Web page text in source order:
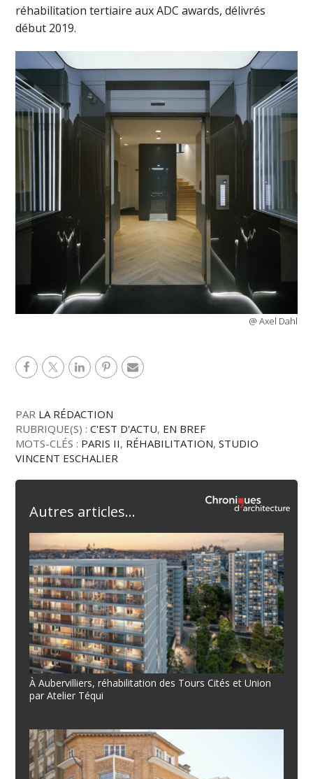
réhabilitation tertiaire aux ADC awards, délivrés
début 2019.
@ Axel Dahl
PAR LA RÉDACTION
RUBRIQUE(S) :C'EST D'ACTU, EN BREF
MOTS-CLÉS : PARIS II, RÉHABILITATION,STUDIO
VINCENT ESCHALIER
Autres articles...
À Aubervilliers, réhabilitation des Tours Cités et Union
par Atelier Téqui